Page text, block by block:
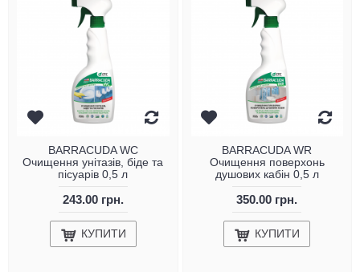
BARRACUDA WC
Очищення унітазів, біде та
пісуарів 0,5 л
243.00 грн.
КУПИТИ
BARRACUDA WR
Очищення поверхонь
душових кабін 0,5 л
350.00 грн.
КУПИТИ